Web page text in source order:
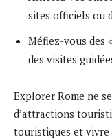
sites officiels ou
Méfiez-vous des
des visites
Explorer Rome ne
d’attractions
touristiques et vivre